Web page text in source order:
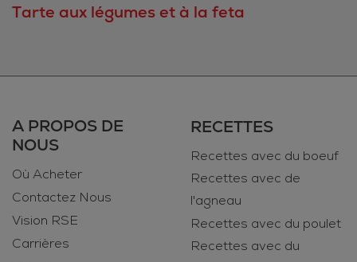
Tarte aux légumes et à la feta
A PROPOS DE
NOUS
Où Acheter
Contactez Nous
Vision RSE
Carrières
RECETTES
Recettes avec du boeuf
Recettes avec de
l'agneau
Recettes avec du poulet
Recettes avec du